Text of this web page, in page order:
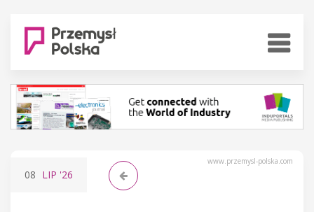
www.przemysl-polska.com
08 LIP '26